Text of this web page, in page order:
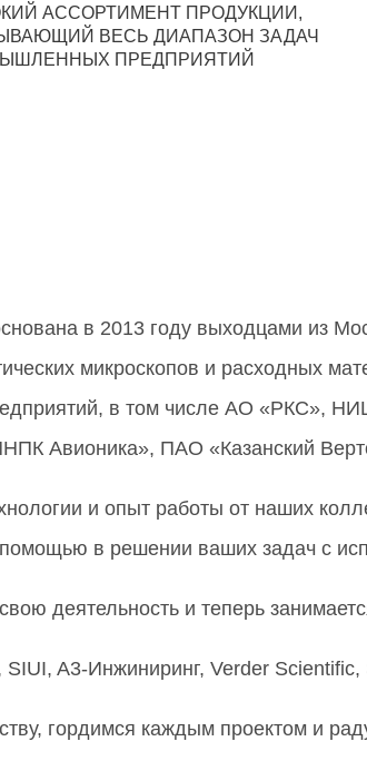
АССОРТИМЕНТ ПРОДУКЦИИ,
ВЕСЬ ДИАПАЗОН ЗАДАЧ
ПРЕДПРИЯТИЙ
в 2013 году выходцами из
микроскопов и расходных
в том числе АО «РКС»,
Авионика», ПАО «Казанский
и опыт работы от наших
в решении ваших задач с
деятельность и теперь
A3-Инжиниринг, Verder
гордимся каждым проектом и